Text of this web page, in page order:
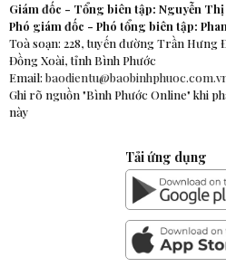
Giám đốc - Tổng biên tập: Nguyễn Thị
Phó giám đốc - Phó tổng biên tập:
Toà soạn: 228, tuyến đường Trần Hưng
Đồng Xoài, tỉnh Bình Phước
Email:
Ghi rõ nguồn "Bình Phước Online" khi
này
Tải ứng dụng